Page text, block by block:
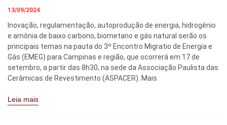
13/09/2024
Inovação, regulamentação, autoprodução de energia, hidrogênio
e amônia de baixo carbono, biometano e gás natural serão os
principais temas na pauta do 3º Encontro Migratio de Energia e
Gás (EMEG) para Campinas e região, que ocorrerá em 17 de
setembro, a partir das 8h30, na sede da Associação Paulista das
Cerâmicas de Revestimento (ASPACER). Mais
Leia mais